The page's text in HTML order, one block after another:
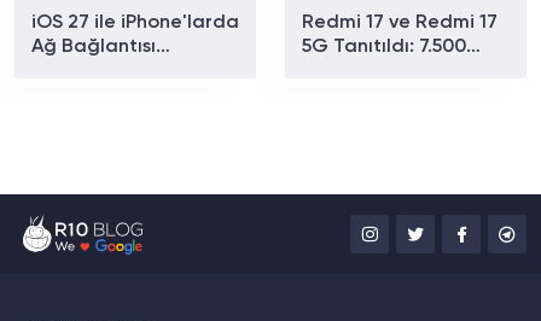
iOS 27 ile iPhone'larda
Ağ Bağlantısı
Redmi 17 ve Redmi 17
5G Tanıtıldı: 7.500